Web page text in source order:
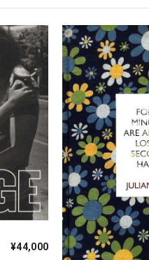
¥44,000